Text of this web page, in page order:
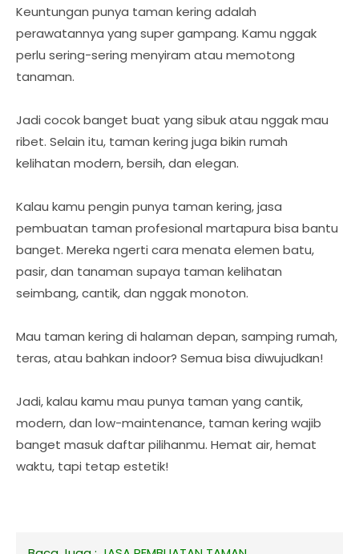
Keuntungan punya taman kering adalah
perawatannya yang super gampang. Kamu nggak
perlu sering-sering menyiram atau memotong
tanaman.
Jadi cocok banget buat yang sibuk atau nggak mau
ribet. Selain itu, taman kering juga bikin rumah
kelihatan modern, bersih, dan elegan.
Kalau kamu pengin punya taman kering, jasa
pembuatan taman profesional martapura bisa bantu
banget. Mereka ngerti cara menata elemen batu,
pasir, dan tanaman supaya taman kelihatan
seimbang, cantik, dan nggak monoton.
Mau taman kering di halaman depan, samping rumah,
teras, atau bahkan indoor? Semua bisa diwujudkan!
Jadi, kalau kamu mau punya taman yang cantik,
modern, dan low-maintenance, taman kering wajib
banget masuk daftar pilihanmu. Hemat air, hemat
waktu, tapi tetap estetik!